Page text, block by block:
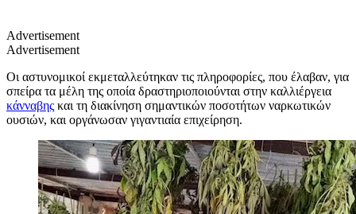
Advertisement
Advertisement
Οι αστυνομικοί εκμεταλλεύτηκαν τις πληροφορίες, που έλαβαν, για
σπείρα τα μέλη της οποία δραστηριοποιούνται στην καλλιέργεια
κάνναβης και τη διακίνηση σημαντικών ποσοτήτων ναρκωτικών
ουσιών, και οργάνωσαν γιγαντιαία επιχείρηση.